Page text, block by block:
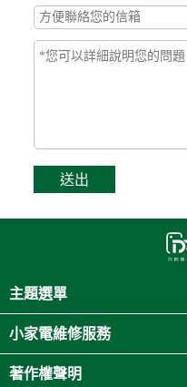
主題選單
小家電維修服務
著作權聲明